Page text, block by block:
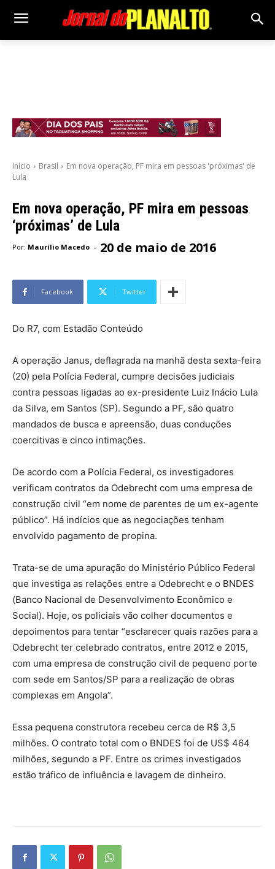
Início Brasil
Em nova operação, PF mira em pessoas 'próximas' de
Lula
Em nova operação, PF mira em pessoas
‘próximas’ de Lula
Por: Maurílio Macedo - 20 de maio de 2016
Facebook Twitter
Do R7, com Estadão Conteúdo
A operação Janus, deflagrada na manhã desta sexta-feira
(20) pela Polícia Federal, cumpre decisões judiciais
contra pessoas ligadas ao ex-presidente Luiz Inácio Lula
da Silva, em Santos (SP). Segundo a PF, são quatro
mandados de busca e apreensão, duas conduções
coercitivas e cinco intimações.
De acordo com a Polícia Federal, os investigadores
verificam contratos da Odebrecht com uma empresa de
construção civil “em nome de parentes de um ex-agente
público”. Há indícios que as negociações tenham
envolvido pagamento de propina.
Trata-se de uma apuração do Ministério Público Federal
que investiga as relações entre a Odebrecht e o BNDES
(Banco Nacional de Desenvolvimento Econômico e
Social). Hoje, os policiais vão colher documentos e
depoimentos para tentar “esclarecer quais razões para a
Odebrecht ter celebrado contratos, entre 2012 e 2015,
com uma empresa de construção civil de pequeno porte
com sede em Santos/SP para a realização de obras
complexas em Angola”.
Essa pequena construtora recebeu cerca de R$ 3,5
milhões. O contrato total com o BNDES foi de US$ 464
milhões, segundo a PF. Entre os crimes investigados
estão tráfico de influência e lavagem de dinheiro.